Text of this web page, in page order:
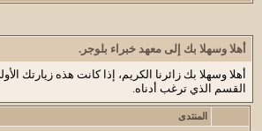
أهلا وسهلا بك إلى معهد خبراء بلوجر.
أهلا وسهلا بك زائرنا الكريم، إذا كانت هذه زيارتك
القسم الذي ترغب أدناه.
المنتدى